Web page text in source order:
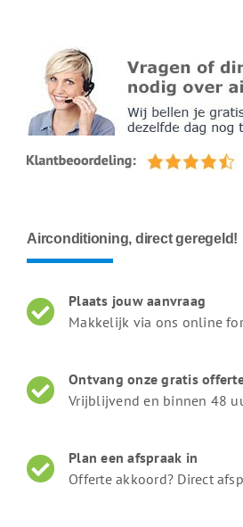
Airconditioning, direct geregeld!
Plaats jouw aanvraag
Makkelijk via ons online
Ontvang onze gratis
Vrijblijvend en binnen 48
Plan een afspraak in
Offerte akkoord? Direct